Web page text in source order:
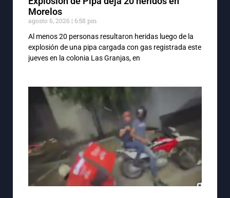
Morelos
agosto 6, 2026
6:58 pm
Al menos 20 personas resultaron heridas luego de la
explosión de una pipa cargada con gas registrada este
jueves en la colonia Las Granjas, en